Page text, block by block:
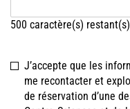
500 caractère(s) restant(s)
J’accepte que les
me recontacter et
de réservation d’une